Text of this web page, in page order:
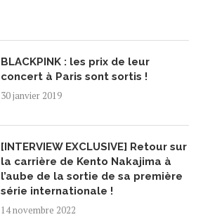
BLACKPINK : les prix de leur
concert à Paris sont sortis !
30 janvier 2019
[INTERVIEW EXCLUSIVE] Retour sur
la carrière de Kento Nakajima à
l’aube de la sortie de sa première
série internationale !
14 novembre 2022